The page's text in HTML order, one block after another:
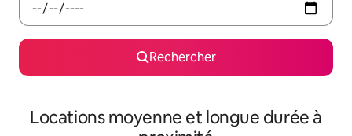
Rechercher
Locations moyenne et longue durée à